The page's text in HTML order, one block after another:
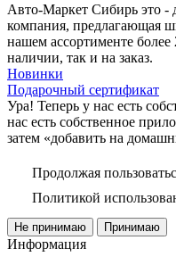
Авто-Маркет Сибирь это -
компания, предлагающая
нашем ассортименте
наличии, так и на заказ.
Новинки
Подарочный сертификат
Ура! Теперь у нас есть
нас есть собственное
затем «добавить на
Продолжая
Политикой
Не принимаю Принимаю
Информация